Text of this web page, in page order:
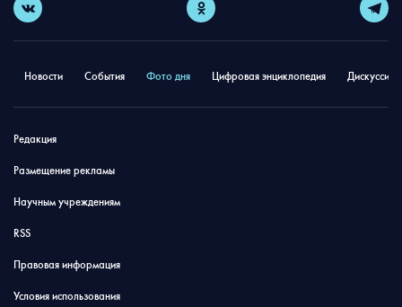
Новости События Фото дня Цифровая энциклопедия
Редакция
Размещение рекламы
Научным учреждениям
RSS
Правовая информация
Условия использования